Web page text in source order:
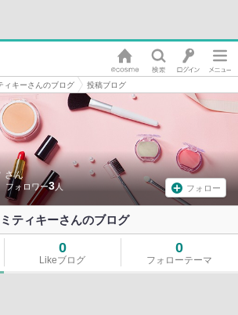
ィキーさんのブログ 投稿ブログ
さん
3 フォロー
ミティキーさんのブログ
0
Likeブログ
0
フォローテーマ